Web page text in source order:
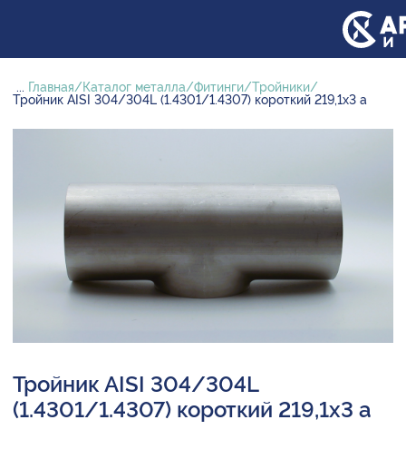
... Главная Каталог металла Фитинги Тройники
Тройник AISI 304/304L (1.4301/1.4307) короткий 219,1х3 а
Тройник AISI 304/304L
(1.4301/1.4307) короткий 219,1х3 а